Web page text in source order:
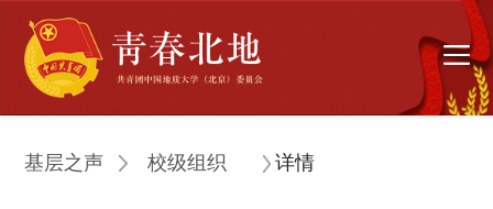
基层之声 校级组织 详情